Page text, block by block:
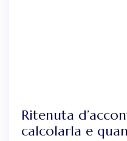
Ritenuta
calcolarla e